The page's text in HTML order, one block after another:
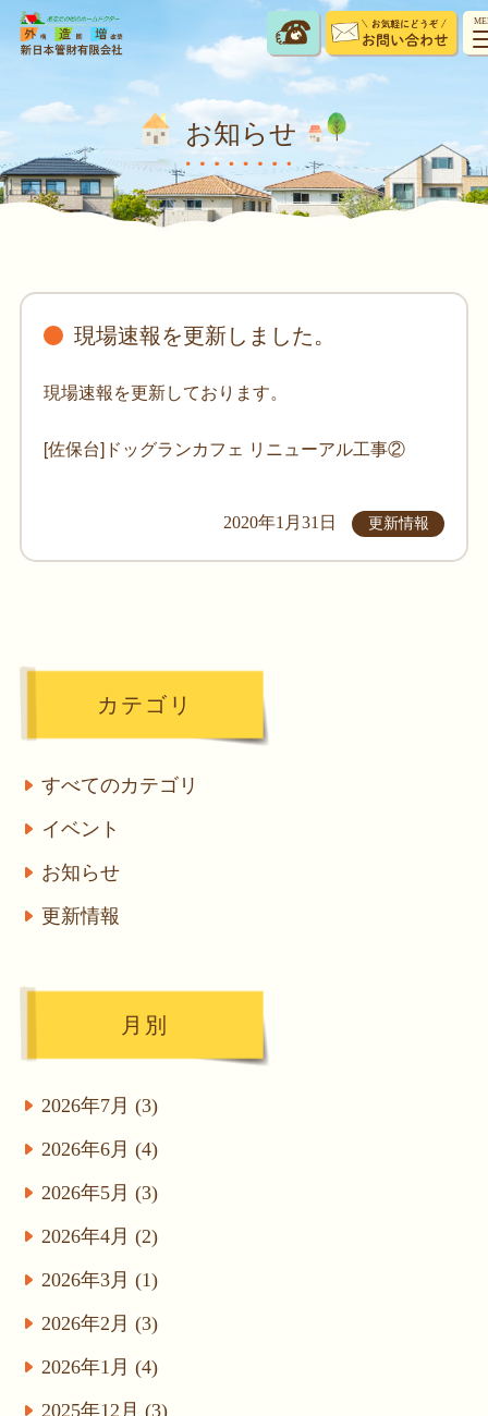
お知らせ
現場速報を更新しました。
現場速報を更新しております。
[佐保台]ドッグランカフェ リニューアル工事②
2020年1月31日 更新情報
カテゴリ
すべてのカテゴリ
イベント
お知らせ
更新情報
月別
2026年7月 (3)
2026年6月 (4)
2026年5月 (3)
2026年4月 (2)
2026年3月 (1)
2026年2月 (3)
2026年1月 (4)
2025年12月 (3)